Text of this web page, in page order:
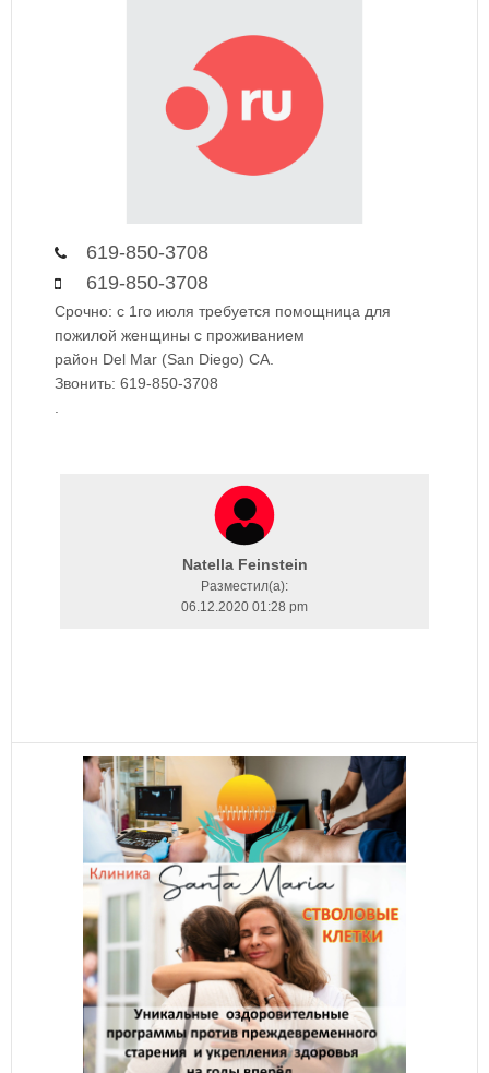
619-850-3708
619-850-3708
Срочно: с 1го июля требуется помощница для
пожилой женщины с проживанием
район Del Mar (San Diego) CA.
Звонить: 619-850-3708
Natella Feinstein
Разместил(a):
06.12.2020 01:28 pm